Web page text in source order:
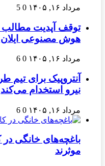
مرداد ۱۶, ۱۴۰۵ 0
5
توقف آپدیت مطالب
هوش مصنوعی
مرداد ۱۶, ۱۴۰۵ 0
6
آنتروپیک برای
نیرو استخدام می‌کند
مرداد ۱۶, ۱۴۰۵ 0
6
باغچه‌های خانگی در
موثرند